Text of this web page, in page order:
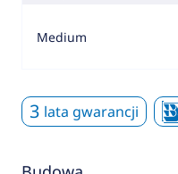
Medium
3 lata gwarancji